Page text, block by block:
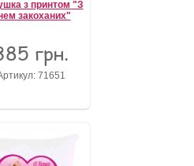
з принтом "З
закоханих"
грн.
71651